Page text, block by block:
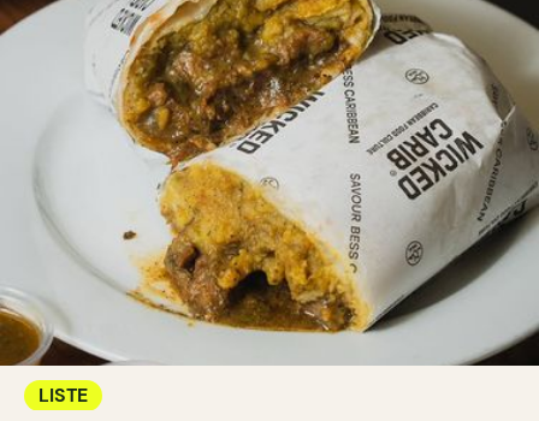
LISTE